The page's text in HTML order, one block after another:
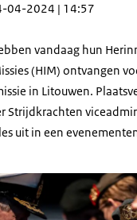
04-2024 | 14:57
vandaag hun
(HIM) ontvangen
in Litouwen.
Strijdkrachten
uit in een
Militair krijgt